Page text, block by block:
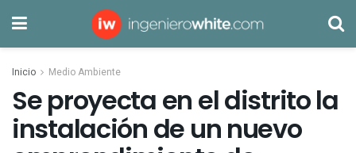
Inicio Medio Ambiente
Se proyecta en el distrito la
instalación de un nuevo